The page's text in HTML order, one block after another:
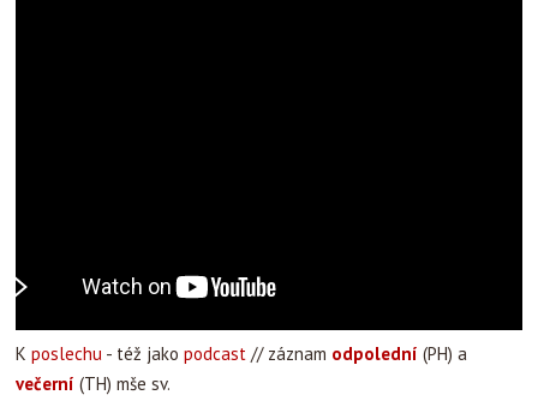
K poslechu - též jako podcast // záznam odpolední (PH) a
večerní (TH) mše sv.